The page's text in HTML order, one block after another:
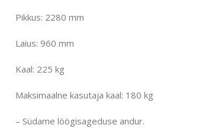
Pikkus: 2280 mm
Laius: 960 mm
Kaal: 225 kg
Maksimaalne kasutaja kaal: 180 kg
– Südame löögisageduse andur.